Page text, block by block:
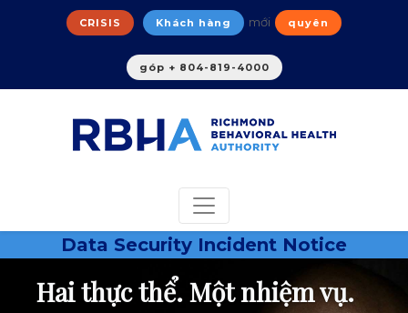
CRISIS Khách hàng mới quyên
góp + 804-819-4000
Data Security Incident Notice
Hai thực thể. Một nhiệm vụ.